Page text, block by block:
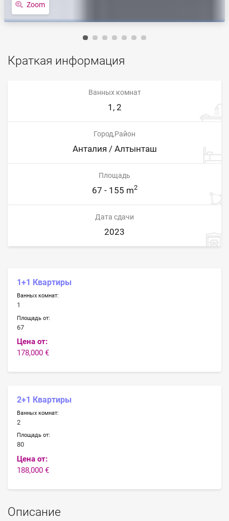
Zoom
Краткая информация
Ванных комнат
1, 2
Город,Район
Анталия / Алтынташ
Площадь
67 - 155 m2
Дата сдачи
2023
1+1 Квартиры
Ванных комнат:
1
Площадь от:
67
Цена от:
178,000 €
2+1 Квартиры
Ванных комнат:
2
Площадь от:
80
Цена от:
188,000 €
Описание